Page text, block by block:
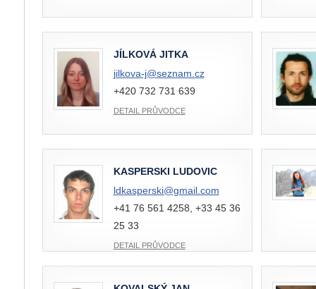
JÍLKOVÁ JITKA
jilkova-j@seznam.cz
+420 732 731 639
DETAIL PRŮVODCE
KASPERSKI LUDOVIC
ldkasperski@gmail.com
+41 76 561 4258, +33 45 36
25 33
DETAIL PRŮVODCE